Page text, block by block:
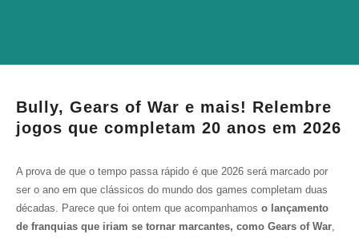
Bully, Gears of War e mais! Relembre
jogos que completam 20 anos em 2026
A prova de que o tempo passa rápido é que 2026 será marcado por
ser o ano em que clássicos do mundo dos games completam duas
décadas. Parece que foi ontem que acompanhamos o lançamento
de franquias que iriam se tornar marcantes, como Gears of War,